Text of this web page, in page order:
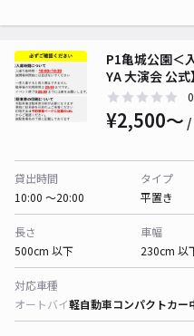
P1亀城公園＜
YA 大演会 公式】
0
¥2,500〜 /
貸出時間
10:00 〜20:00
タイプ
平置き
長さ
500cm 以下
車幅
230cm 以
対応車種
オートバイ軽自動車コンパクトカー